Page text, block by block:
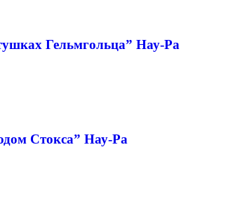
Гельмгольца” Нау-Ра
Стокса” Нау-Ра